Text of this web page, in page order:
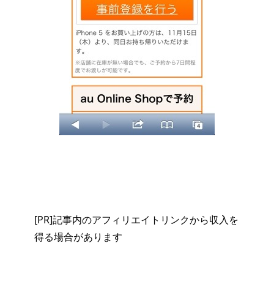
[PR]記事内のアフィリエイトリンクから収入を
得る場合があります